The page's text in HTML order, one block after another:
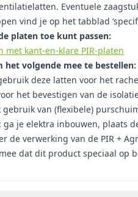
Eventuele
vind je op het tabblad
platen toe kunt passen:
met kant-en-klare PIR-platen
het volgende mee te bestellen:
deze latten voor het
het bevestigen van de
gebruik van (flexibele)
: ga je elektra inbouwen, plaats
de verwerking van de PIR +
dat dit product speciaal